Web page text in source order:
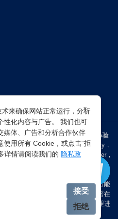
轻松绕过cloudflare验证、CAPTCHA验
虫验证，并提供了HTTP API和Proxy，
；以及 Cloudflare反爬虫设置Referer，
，在中国大陆IP环境下直连时可能
过以下两种方式解决：一是将其部署在
本地电脑端开启TUN模式的全局代理进
×
来确保网站正常运行，分析
性化内容与广告。 我们也可
媒体、广告和分析合作伙伴
使用所有 Cookie，或点击“拒
详情请阅读我们的 隐私政
接受
拒绝